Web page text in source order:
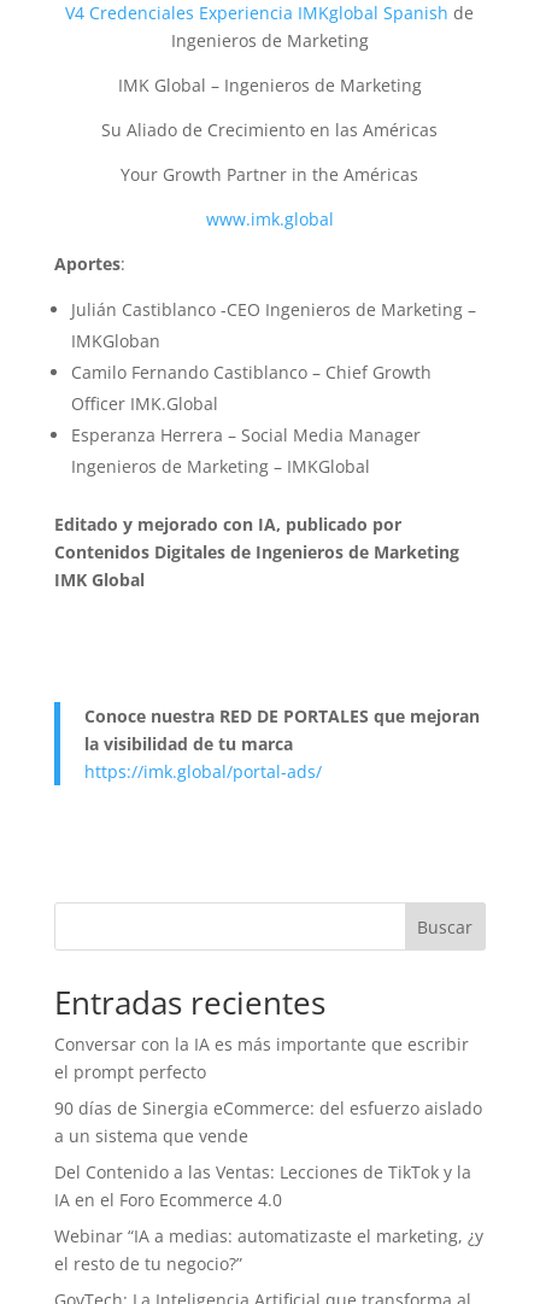
V4 Credenciales Experiencia IMKglobal Spanish de
Ingenieros de Marketing
IMK Global – Ingenieros de Marketing
Su Aliado de Crecimiento en las Américas
Your Growth Partner in the Américas
www.imk.global
Aportes:
Julián Castiblanco -CEO Ingenieros de Marketing –
IMKGloban
Camilo Fernando Castiblanco – Chief Growth
Officer IMK.Global
Esperanza Herrera – Social Media Manager
Ingenieros de Marketing – IMKGlobal
Editado y mejorado con IA, publicado por
Contenidos Digitales de Ingenieros de Marketing
IMK Global
Conoce nuestra RED DE PORTALES que mejoran
la visibilidad de tu marca
https://imk.global/portal-ads/
Buscar
Entradas recientes
Conversar con la IA es más importante que escribir
el prompt perfecto
90 días de Sinergia eCommerce: del esfuerzo aislado
a un sistema que vende
Del Contenido a las Ventas: Lecciones de TikTok y la
IA en el Foro Ecommerce 4.0
Webinar “IA a medias: automatizaste el marketing, ¿y
el resto de tu negocio?”